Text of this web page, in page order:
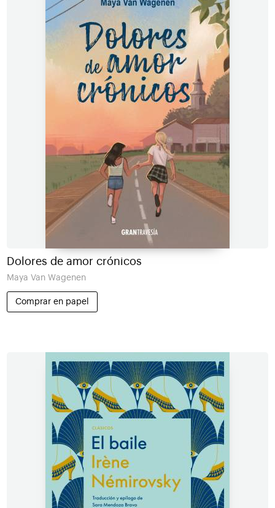
Dolores de amor crónicos
Maya Van Wagenen
Comprar en papel